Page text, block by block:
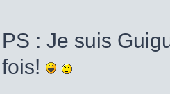
PS : Je suis
fois!